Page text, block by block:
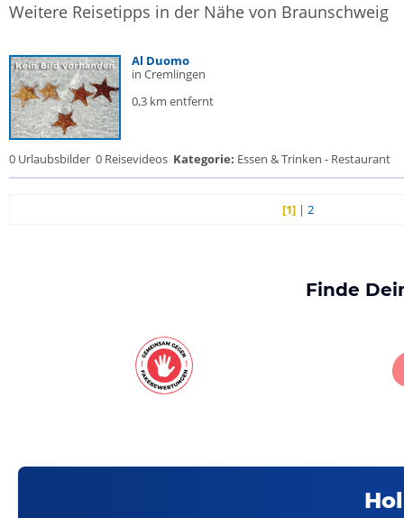
Weitere Reisetipps in der Nähe von Braunschweig
Al Duomo
in Cremlingen
0,3 km entfernt
0 Urlaubsbilder 0 Reisevideos Kategorie: Essen & Trinken - Restaurant
[1] |2
Finde